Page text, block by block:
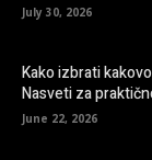
July 30, 2026
Kako izbrati
Nasveti za
June 22, 2026